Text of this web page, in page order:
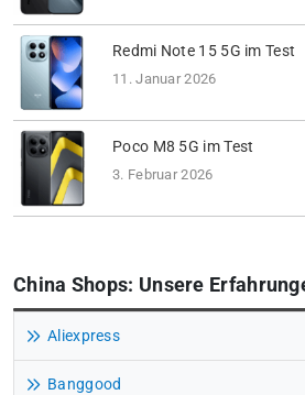
Redmi Note 15 5G im Test
11. Januar 2026
Poco M8 5G im Test
3. Februar 2026
China Shops: Unsere
Aliexpress
Banggood